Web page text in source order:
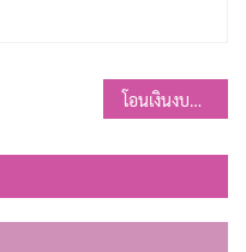
โอนเงินงบประมาณรายจ่าย ประจำปีงบประมาณ พ.ศ.2568 โอนครั้งที่ 8